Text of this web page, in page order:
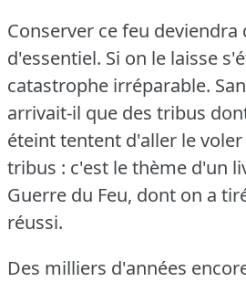
Conserver ce feu deviendra
d'essentiel. Si on le laisse
catastrophe irréparable.
arrivait-il que des tribus
éteint tentent d'aller le
tribus : c'est le thème d'un
Guerre du Feu, dont on a
réussi.
Des milliers d'années